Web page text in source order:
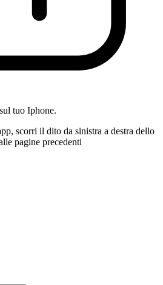
tuo Iphone.
scorri il dito da sinistra a destra dello
pagine precedenti